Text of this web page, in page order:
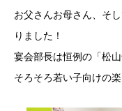
お父さんお母さん、そ
りました！
宴会部長は恒例の「松山
そろそろ若い子向けの